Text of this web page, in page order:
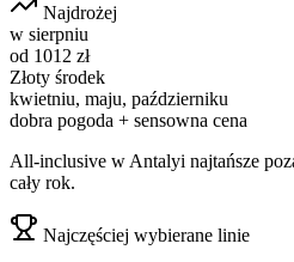
Najdrożej
w sierpniu
od 1012 zł
Złoty środek
kwietniu, maju, październiku
dobra pogoda + sensowna cena
All-inclusive w Antalyi najtańsze
cały rok.
Najczęściej wybierane linie